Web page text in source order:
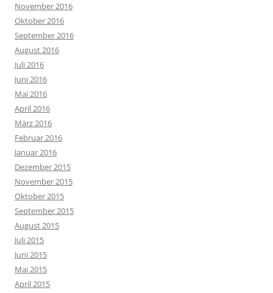
November 2016
Oktober 2016
September 2016
August 2016
Juli 2016
Juni 2016
Mai 2016
April 2016
März 2016
Februar 2016
Januar 2016
Dezember 2015
November 2015
Oktober 2015
September 2015
August 2015
Juli 2015
Juni 2015
Mai 2015
April 2015